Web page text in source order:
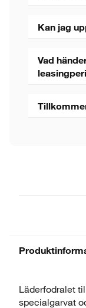
Kan jag
Vad
Läderfodralet
specialgarvat